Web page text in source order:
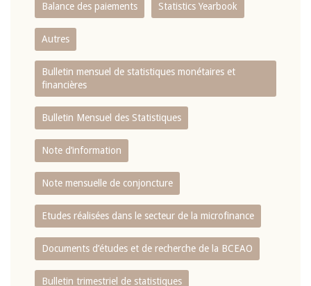
Balance des paiements Statistics Yearbook
Autres
Bulletin mensuel de statistiques monétaires et
financières
Bulletin Mensuel des Statistiques
Note d’information
Note mensuelle de conjoncture
Etudes réalisées dans le secteur de la microfinance
Documents d’études et de recherche de la BCEAO
Bulletin trimestriel de statistiques